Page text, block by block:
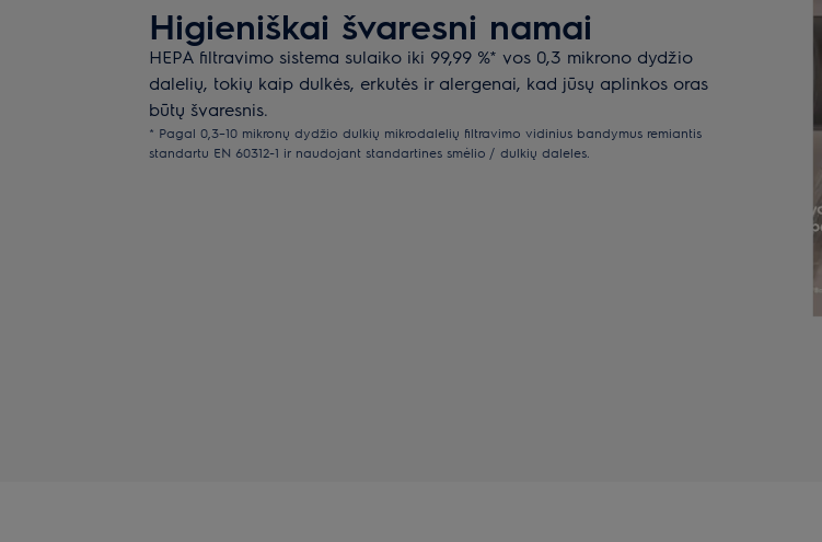
Higieniškai švaresni namai
HEPA filtravimo sistema sulaiko iki 99,99 %* vos 0,3 mikrono dydžio
dalelių, tokių kaip dulkės, erkutės ir alergenai, kad jūsų aplinkos oras
būtų švaresnis.
* Pagal 0,3–10 mikronų dydžio dulkių mikrodalelių filtravimo vidinius bandymus remiantis
standartu EN 60312-1 ir naudojant standartines smėlio / dulkių daleles.